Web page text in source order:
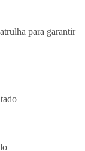
para garantir